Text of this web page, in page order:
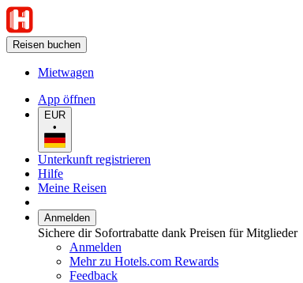
Reisen buchen
Mietwagen
App öffnen
EUR
•
Unterkunft registrieren
Hilfe
Meine Reisen
Anmelden
Sichere dir Sofortrabatte dank Preisen für Mitglieder
Anmelden
Mehr zu Hotels.com Rewards
Feedback